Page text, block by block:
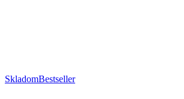
SkladomBestseller